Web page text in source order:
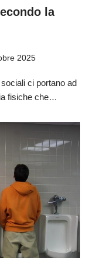
la
2025
ci portano ad
fisiche che…